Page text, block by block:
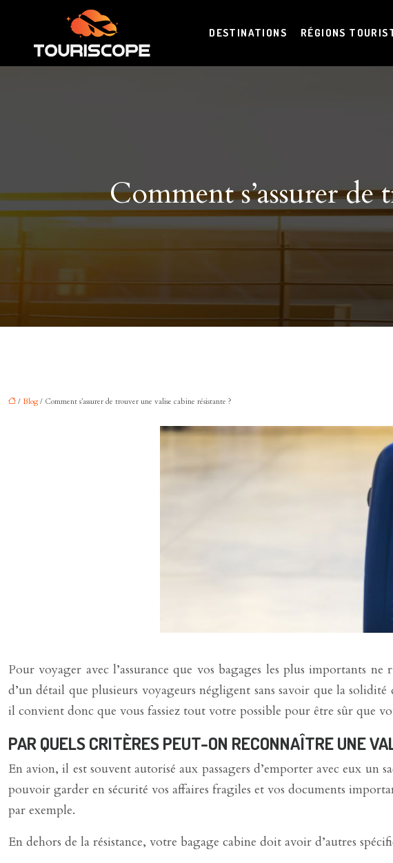
DESTINATIONS RÉGIONS
Comment s’assurer
/ Blog / Comment s’assurer de trouver une valise cabine résistante ?
Pour voyager avec l’assurance que vos bagages les plus importants
d’un détail que plusieurs voyageurs négligent sans savoir que la
il convient donc que vous fassiez tout votre possible pour être sûr que
PAR QUELS CRITÈRES PEUT-ON RECONNAÎTRE UNE
En avion, il est souvent autorisé aux passagers d’emporter avec eux un
pouvoir garder en sécurité vos affaires fragiles et vos documents
par exemple.
En dehors de la résistance, votre bagage cabine doit avoir d’autres